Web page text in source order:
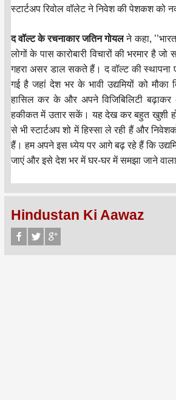
स्टार्टअप रिवोल वॉलेट ने निवेश की पेशकश को
द वॉल्ट के रचनाकार जतिन गोयलने कहा,
लोगों के पास कारोबारी विचारों की भरमार है
गहरा असर डाल सकते हैं। द वॉल्ट की
गई है जहां देश भर के भावी उद्यमियों को मौका
हासिल कर के और अपने विजिबिलिटी बढ़ाकर
हकीकत में उतार सकें। यह देख कर बहुत खुशी
से भी स्टार्टअप शो में हिस्सा ले रही हैं और
हैं। हम अपने इस ध्येय पर आगे बढ़ रहे हैं कि
जाएं और इसे देश भर में घर-घर में समझा जाने वाला
Hindustan Ki Aawaz